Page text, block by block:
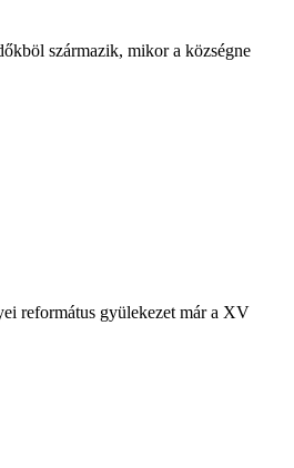
származik, mikor a községne
református gyülekezet már a XV